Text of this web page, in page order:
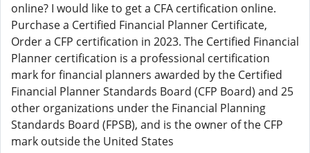
online? I would like to get a CFA certification online.
Purchase a Certified Financial Planner Certificate,
Order a CFP certification in 2023. The Certified Financial
Planner certification is a professional certification
mark for financial planners awarded by the Certified
Financial Planner Standards Board (CFP Board) and 25
other organizations under the Financial Planning
Standards Board (FPSB), and is the owner of the CFP
mark outside the United States